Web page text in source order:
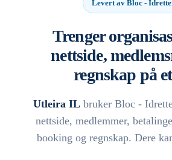
Levert av Bloc -
Trenger
nettside,
regnskap på
Utleira IL bruker Bloc -
nettside, medlemmer,
booking og regnskap. Dere